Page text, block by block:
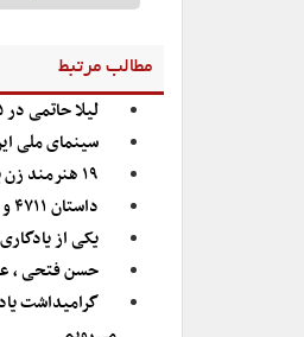
مطالب مرتبط
لیلا حاتمی در ۵سالگی خیابان‌های تهران را خلوت کرد!
سینمای ملی
۱۹ هنرمند زن بر اساس جمله علی حاتمی ایران را تصویر کردند
داستان ۴۷۱۱ و فیلم «مادر» زنده یاد علی حاتمی
یکی از
حسن فتحی ،
گرامیداشت